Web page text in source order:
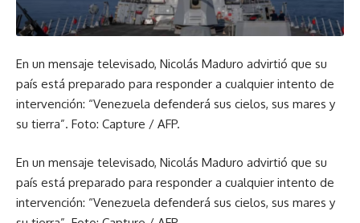
En un mensaje televisado, Nicolás Maduro advirtió que su
país está preparado para responder a cualquier intento de
intervención: “Venezuela defenderá sus cielos, sus mares y
su tierra”. Foto: Capture / AFP.
En un mensaje televisado, Nicolás Maduro advirtió que su
país está preparado para responder a cualquier intento de
intervención: “Venezuela defenderá sus cielos, sus mares y